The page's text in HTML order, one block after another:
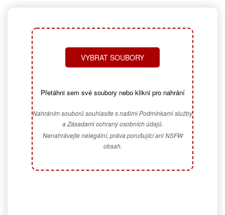
VYBRAT SOUBORY
Přetáhni sem své soubory nebo klikni pro nahrání
Nahráním souborů souhlasíte s našimi Podmínkami služby
a Zásadami ochrany osobních údajů.
Nenahrávejte nelegální, práva porušující ani NSFW
obsah.